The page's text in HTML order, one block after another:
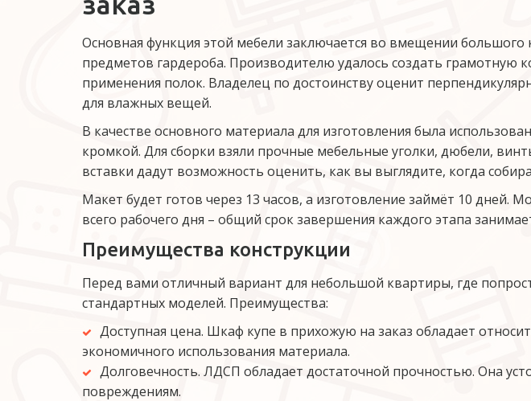
Основная функция этой мебели заключается во вмещении
предметов гардероба. Производителю удалось создать грамотную
применения полок. Владелец по достоинству оценит
для влажных вещей.
В качестве основного материала для изготовления была
кромкой. Для сборки взяли прочные мебельные уголки, дюбели,
вставки дадут возможность оценить, как вы выглядите, когда
Макет будет готов через 13 часов, а изготовление займёт 10 дней.
всего рабочего дня – общий срок завершения каждого этапа
Преимущества конструкции
Перед вами отличный вариант для небольшой квартиры, где
стандартных моделей. Преимущества:
Доступная цена. Шкаф купе в прихожую на заказ обладает
экономичного использования материала.
Долговечность. ЛДСП обладает достаточной прочностью. Она
повреждениям.